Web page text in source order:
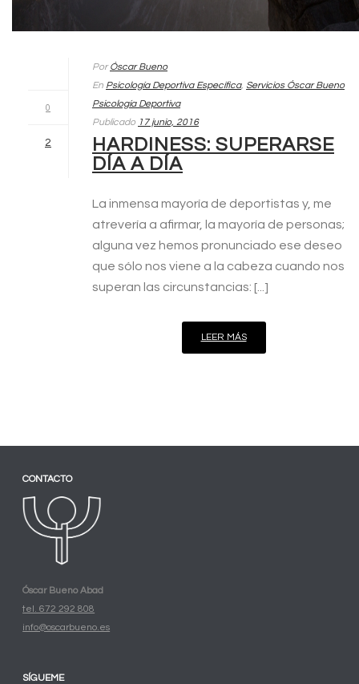
0
2
Por Óscar Bueno
En Psicología Deportiva Específica, Servicios Óscar Bueno
Psicología Deportiva
Publicado 17 junio, 2016
HARDINESS: SUPERARSE
DÍA A DÍA
La inmensa mayoría de deportistas y, me
atrevería a afirmar, la mayoría de personas;
alguna vez hemos pronunciado ese deseo
que sólo nos viene a la cabeza cuando nos
superan las circunstancias: [...]
LEER MÁS
CONTACTO
Óscar Bueno Abad
tel. 672 292 808
info@oscarbueno.es
SÍGUEME